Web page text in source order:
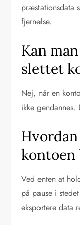
præstationsdata
fjernelse.
Kan
slettet
Nej, når en
ikke
kontoen
Ved enten at
på pause i
eksportere data